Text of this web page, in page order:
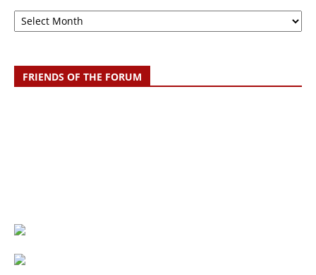
Archive
FRIENDS OF THE FORUM